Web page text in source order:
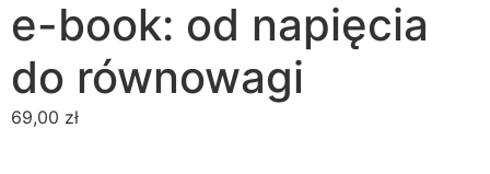
e-book: od napięcia
do równowagi
69,00 zł